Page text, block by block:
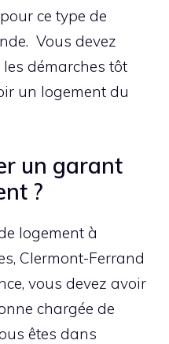
ce type de
Vous devez
démarches tôt
un logement du
un garant
?
logement à
Clermont-Ferrand
vous devez avoir
chargée de
êtes dans